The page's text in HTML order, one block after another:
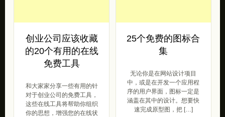
创业公司应该收藏
的20个有用的在线
免费工具
和大家家分享一些有用的针
对于创业公司的免费工具，
这些在线工具将帮助你组织
你的思想，增强您的在线状
25个免费的图标合
集
无论你是在网站设计项目
中，或是在开发一个应用程
序的用户界面，图标一定是
涵盖在其中的设计。想要快
速完成原型图，把 […]